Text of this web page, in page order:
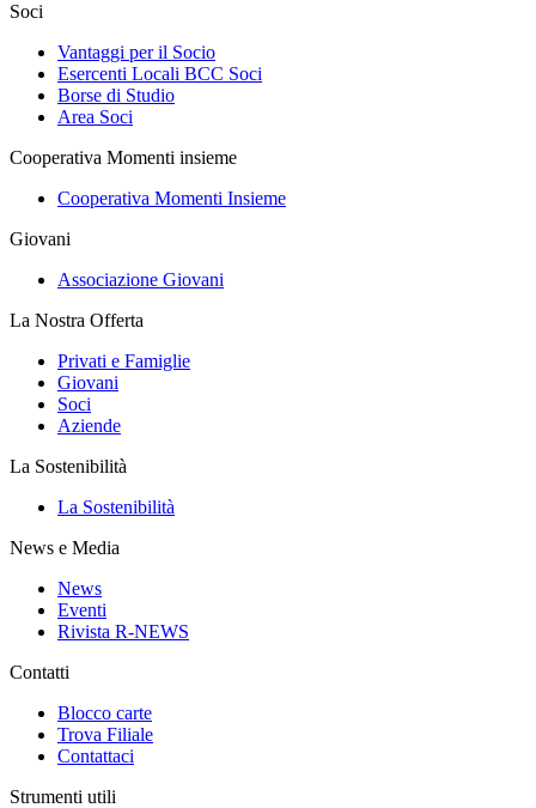
Soci
Vantaggi per il Socio
Esercenti Locali BCC Soci
Borse di Studio
Area Soci
Cooperativa Momenti insieme
Cooperativa Momenti Insieme
Giovani
Associazione Giovani
La Nostra Offerta
Privati e Famiglie
Giovani
Soci
Aziende
La Sostenibilità
La Sostenibilità
News e Media
News
Eventi
Rivista R-NEWS
Contatti
Blocco carte
Trova Filiale
Contattaci
Strumenti utili